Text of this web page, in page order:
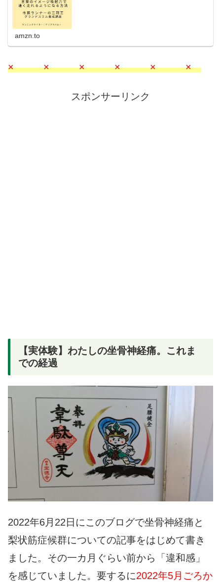
amzn.to
× × × × × ×
スポンサーリンク
【実体験】わたしの坐骨神経痛。これま
での経過
2022年6月22日にこのブログで坐骨神経痛と
梨状筋症候群についての記事をはじめて書き
ました。その一カ月ぐらい前から「違和感」
を感じていました。要するに2022年5月ごろか